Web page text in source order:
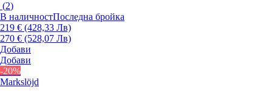
(2)
В наличностПоследна бройка
219 € (428,33 Лв)
270 € (528,07 Лв)
Добави
Добави
-20%
Markslöjd